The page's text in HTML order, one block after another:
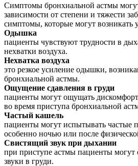
Симптомы бронхиальной астмы
зависимости от степени и тяжести
симптомы, которые могут возникать
Одышка
пациенты чувствуют трудности в
нехватки воздуха.
Нехватка воздуха
это резкое усиление одышки,
бронхиальной астмы.
Ощущение сдавления в груди
пациенты могут ощущать
во время приступа бронхиальной
Частый кашель
пациенты могут испытывать частые
особенно ночью или после
Свистящий звук при дыхании
при приступе астмы пациенты могут
звуки в груди.